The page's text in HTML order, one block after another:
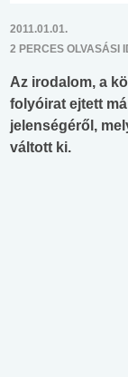
2011.01.01.
2 PERCES OLVASÁSI
Az irodalom, a
folyóirat ejtett
jelenségéről,
váltott ki.